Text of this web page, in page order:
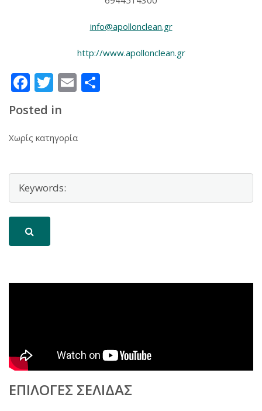
info@apollonclean.gr
http://www.apollonclean.gr
Facebook
Twitter
Email
Posted in
Χωρίς κατηγορία
ΕΠΙΛΟΓΈΣ ΣΕΛΊΔΑΣ